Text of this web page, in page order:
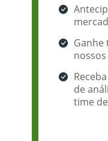
Ganhe
de
time